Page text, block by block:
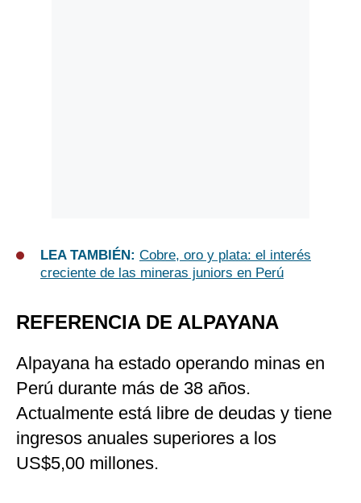
LEA TAMBIÉN: Cobre, oro y plata: el interés
creciente de las mineras juniors en Perú
REFERENCIA DE ALPAYANA
Alpayana ha estado operando minas en
Perú durante más de 38 años.
Actualmente está libre de deudas y tiene
ingresos anuales superiores a los
US$5,00 millones.